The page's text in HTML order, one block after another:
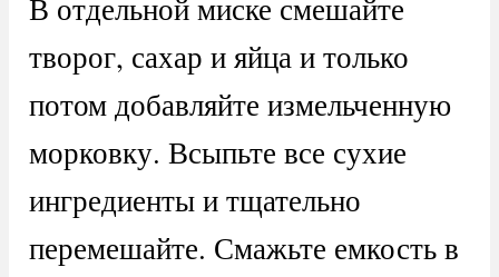
В отдельной миске смешайте
творог, сахар и яйца и только
потом добавляйте измельченную
морковку. Всыпьте все сухие
ингредиенты и тщательно
перемешайте. Смажьте емкость в